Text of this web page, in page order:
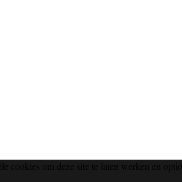
cookies om deze site te laten werken en